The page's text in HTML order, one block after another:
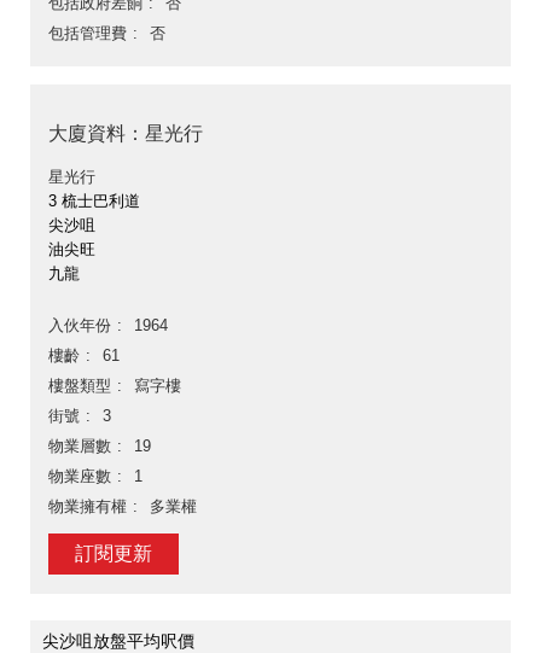
包括管理費
否
大廈資料：星光行
星光行
3 梳士巴利道
尖沙咀
油尖旺
九龍
入伙年份
1964
樓齡
61
樓盤類型
寫字樓
街號
3
物業層數
19
物業座數
1
物業擁有權
多業權
訂閱更新
尖沙咀放盤平均呎價